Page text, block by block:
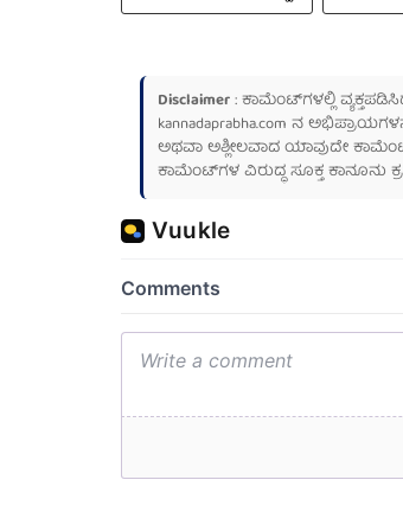
Disclaimer: ಕಾಮೆಂಟ್‌ಗಳಲ್ಲಿ
kannadaprabha.com ನ
ಅಥವಾ ಅಶ್ಲೀಲವಾದ ಯಾವುದೇ
ಕಾಮೆಂಟ್‌ಗಳ ವಿರುದ್ಧ ಸೂಕ್ತ ಕಾನೂನು